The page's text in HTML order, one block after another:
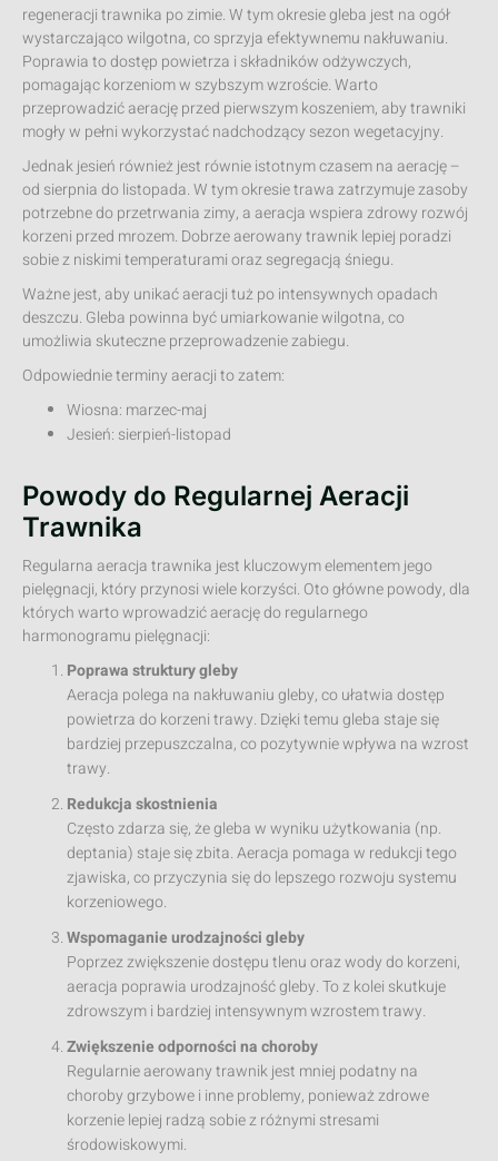
regeneracji trawnika po zimie. W tym okresie gleba jest na ogół
wystarczająco wilgotna, co sprzyja efektywnemu nakłuwaniu.
Poprawia to dostęp powietrza i składników odżywczych,
pomagając korzeniom w szybszym wzroście. Warto
przeprowadzić aerację przed pierwszym koszeniem, aby trawniki
mogły w pełni wykorzystać nadchodzący sezon wegetacyjny.
Jednak jesień również jest równie istotnym czasem na aerację –
od sierpnia do listopada. W tym okresie trawa zatrzymuje zasoby
potrzebne do przetrwania zimy, a aeracja wspiera zdrowy rozwój
korzeni przed mrozem. Dobrze aerowany trawnik lepiej poradzi
sobie z niskimi temperaturami oraz segregacją śniegu.
Ważne jest, aby unikać aeracji tuż po intensywnych opadach
deszczu. Gleba powinna być umiarkowanie wilgotna, co
umożliwia skuteczne przeprowadzenie zabiegu.
Odpowiednie terminy aeracji to zatem:
Wiosna: marzec-maj
Jesień: sierpień-listopad
Powody do Regularnej Aeracji
Trawnika
Regularna aeracja trawnika jest kluczowym elementem jego
pielęgnacji, który przynosi wiele korzyści. Oto główne powody, dla
których warto wprowadzić aerację do regularnego
harmonogramu pielęgnacji:
Poprawa struktury gleby
Aeracja polega na nakłuwaniu gleby, co ułatwia dostęp
powietrza do korzeni trawy. Dzięki temu gleba staje się
bardziej przepuszczalna, co pozytywnie wpływa na wzrost
trawy.
Redukcja skostnienia
Często zdarza się, że gleba w wyniku użytkowania (np.
deptania) staje się zbita. Aeracja pomaga w redukcji tego
zjawiska, co przyczynia się do lepszego rozwoju systemu
korzeniowego.
Wspomaganie urodzajności gleby
Poprzez zwiększenie dostępu tlenu oraz wody do korzeni,
aeracja poprawia urodzajność gleby. To z kolei skutkuje
zdrowszym i bardziej intensywnym wzrostem trawy.
Zwiększenie odporności na choroby
Regularnie aerowany trawnik jest mniej podatny na
choroby grzybowe i inne problemy, ponieważ zdrowe
korzenie lepiej radzą sobie z różnymi stresami
środowiskowymi.